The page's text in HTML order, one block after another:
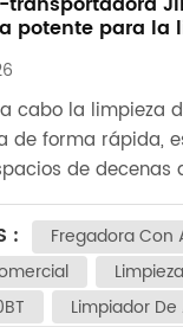
potente para la
inicial.
cabo la limpieza
de forma rápida,
de decenas
como
modelo robusto
para
sentado
:
Fregadora Con
Limpiador